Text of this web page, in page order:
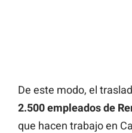
De este modo, el
2.500 empleados de
que hacen trabajo en